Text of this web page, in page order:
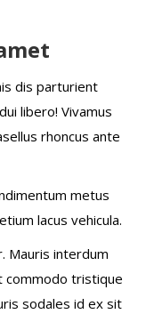
dis parturient
libero! Vivamus
rhoncus ante
metus
lacus vehicula.
Mauris interdum
commodo tristique
sodales id ex sit